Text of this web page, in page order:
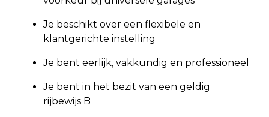
Je beschikt over een flexibele en
klantgerichte instelling
Je bent eerlijk, vakkundig en professioneel
Je bent in het bezit van een geldig
rijbewijs B